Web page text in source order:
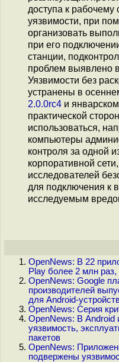
доступа к рабочему
уязвимости, при
организовать
при его
станции,
проблем выявлено
Уязвимости без
устранены в
2.0.0rc4 и
практической
использоваться,
компьютеры
контроля за одной
корпоративной
исследователей
для подключения к
исследуемым
OpenNews: В 22
Play более 2 млн
OpenNews: Google
производителей
для Android-
OpenNews: Серия
OpenNews: В Android
уязвимость,
пакетов
OpenNews:
подвержены